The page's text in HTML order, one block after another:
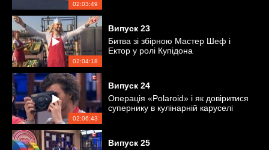
02:03:49
02:04:18
Випуск 23
Битва зі збірною Мастер Шеф і
Ектор у ролі Купідона
02:06:43
Випуск 24
Операція «Polaroid» і як довіритися
супернику в кулінарній каруселі
Випуск 25